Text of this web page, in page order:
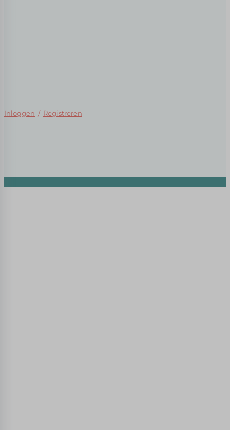
Inloggen / Registreren